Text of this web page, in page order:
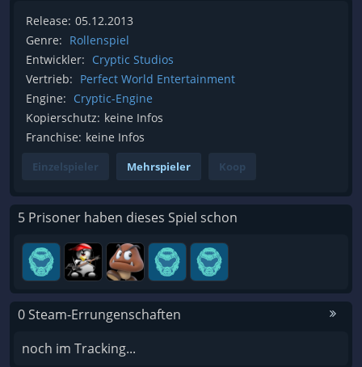
Release: 05.12.2013
Genre: Rollenspiel
Entwickler: Cryptic Studios
Vertrieb: Perfect World Entertainment
Engine: Cryptic-Engine
Kopierschutz: keine Infos
Franchise: keine Infos
Einzelspieler Mehrspieler Koop
5 Prisoner haben dieses Spiel schon
0 Steam-Errungenschaften
noch im Tracking...